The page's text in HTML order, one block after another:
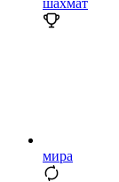
шахмат
мира